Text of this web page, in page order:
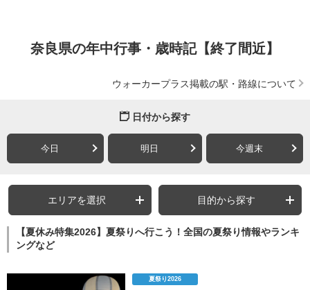
奈良県の年中行事・歳時記【終了間近】
ウォーカープラス掲載の駅・路線について
日付から探す
今日 明日 今週末
エリアを選択 目的から探す
【夏休み特集2026】夏祭りへ行こう！全国の夏祭り情報やランキ
ングなど
夏祭り2026